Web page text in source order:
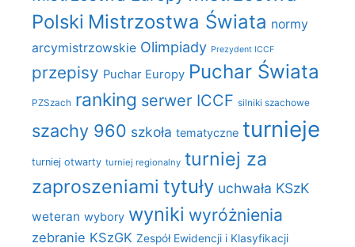
Polski Mistrzostwa Świata normy
arcymistrzowskie Olimpiady Prezydent ICCF
przepisy Puchar Europy Puchar Świata
PZSzach ranking serwer ICCF silniki szachowe
szachy 960 szkoła tematyczne turnieje
turniej otwarty turniej regionalny turniej za
zaproszeniami tytuły uchwała KSzK
weteran wybory wyniki wyróżnienia
zebranie KSzGK Zespół Ewidencji i Klasyfikacji